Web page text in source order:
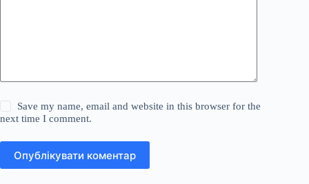
Save my name, email and website in this browser for the
next time I comment.
Опублікувати коментар